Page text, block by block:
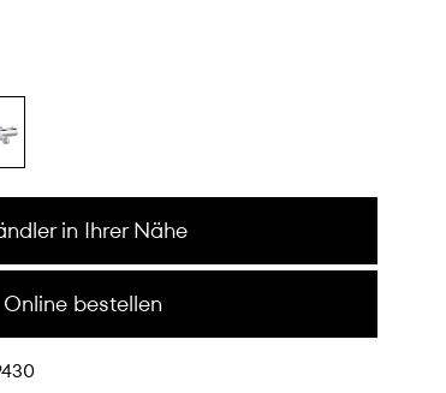
in Ihrer Nähe
Online bestellen